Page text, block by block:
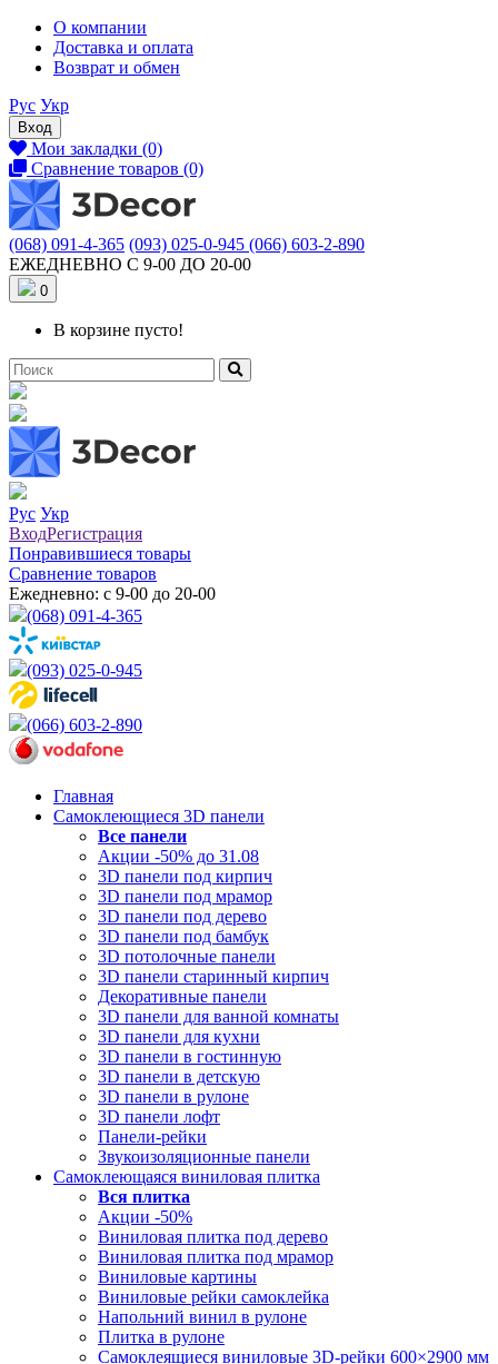
О компании
Доставка и оплата
Возврат и обмен
Рус Укр
Вход
Мои закладки (0)
Сравнение товаров (0)
(068) 091-4-365 (093) 025-0-945 (066) 603-2-890
ЕЖЕДНЕВНО С 9-00 ДО 20-00
0
В корзине пусто!
Рус Укр
ВходРегистрация
Понравившиеся товары
Сравнение товаров
Ежедневно: с 9-00 до 20-00
(068) 091-4-365
(093) 025-0-945
(066) 603-2-890
Главная
Самоклеющиеся 3D панели
Все панели
Акции -50% до 31.08
3D панели под кирпич
3D панели под мрамор
3D панели под дерево
3D панели под бамбук
3D потолочные панели
3D панели старинный кирпич
Декоративные панели
3D панели для ванной комнаты
3D панели для кухни
3D панели в гостинную
3D панели в детскую
3D панели в рулоне
3D панели лофт
Панели-рейки
Звукоизоляционные панели
Самоклеющаяся виниловая плитка
Вся плитка
Акции -50%
Виниловая плитка под дерево
Виниловая плитка под мрамор
Виниловые картины
Виниловые рейки самоклейка
Напольний винил в рулоне
Плитка в рулоне
Самоклеящиеся виниловые 3D‑рейки 600×2900 мм